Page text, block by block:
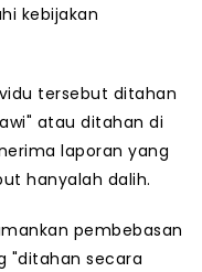
kebijakan
tersebut ditahan
atau ditahan di
laporan yang
hanyalah dalih.
pembebasan
"ditahan secara